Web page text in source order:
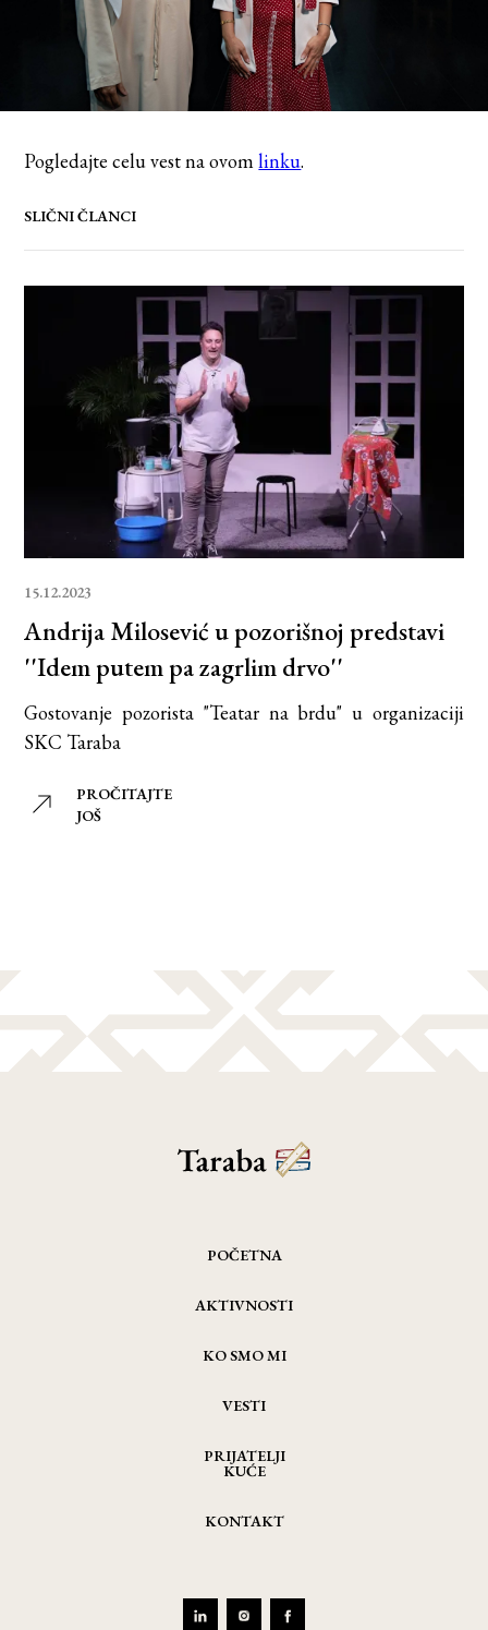
Pogledajte celu vest na ovomlinku.
SLIČNI ČLANCI
15.12.2023
Andrija Milosević u pozorišnoj predstavi
''Idem putem pa zagrlim drvo''
Gostovanje pozorista "Teatar na brdu" u organizaciji
SKC Taraba
PROČITAJTE
JOŠ
POČETNA
AKTIVNOSTI
KO SMO MI
VESTI
PRIJATELJI
KUĆE
KONTAKT